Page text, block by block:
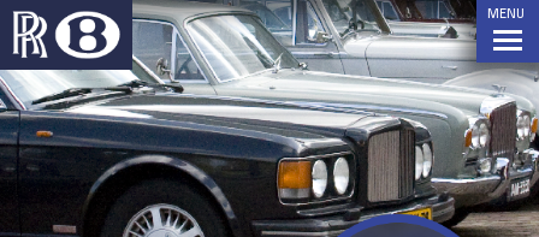
MENU